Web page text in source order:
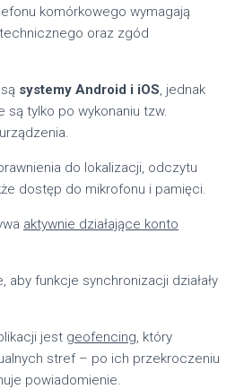
komórkowego wymagają
oraz zgód
systemy Android i iOS, jednak
tylko po wykonaniu tzw.
do lokalizacji, odczytu
dostęp do mikrofonu i pamięci.
aktywnie działające konto
aby funkcje synchronizacji działały
jest geofencing, który
stref – po ich przekroczeniu
powiadomienie.